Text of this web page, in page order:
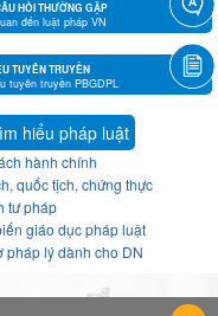
HỎI THƯỜNG GẶP
đến luật pháp VN
TUYÊN TRUYỀN
tuyên truyền PBGDPL
hiểu pháp luật
hành chính
quốc tịch, chứng thực
tư pháp
giáo dục pháp luật
pháp lý dành cho DN